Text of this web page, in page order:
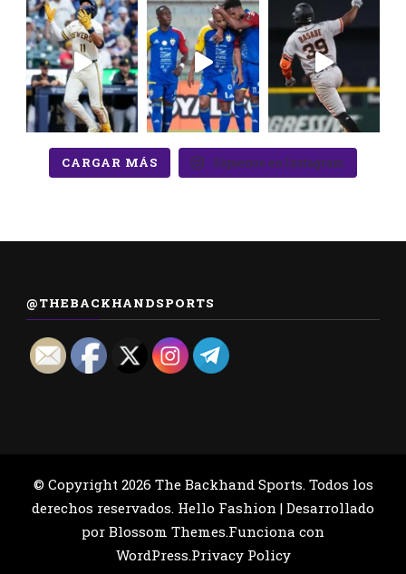
CARGAR MÁS Síguenos en Instagram
@THEBACKHANDSPORTS
© Copyright 2026 The Backhand Sports. Todos los
derechos reservados. Hello Fashion | Desarrollado
por Blossom Themes.Funciona con
WordPress.Privacy Policy